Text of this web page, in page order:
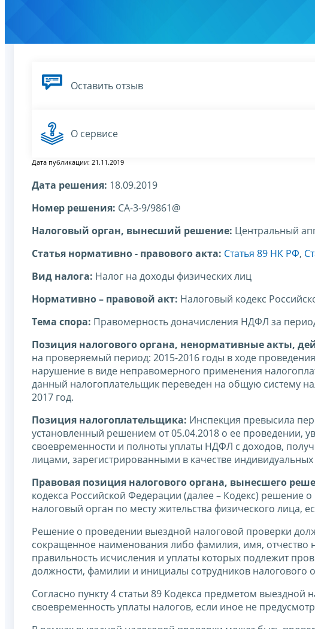
Оставить отзыв
О сервисе
Дата публикации: 21.11.2019
Дата решения: 18.09.2019
Номер решения: СА-3-9/9861@
Налоговый орган, вынесший решение: Центральный
Статья нормативно - правового акта: Статья 89 НК РФ,
Вид налога: Налог на доходы физических лиц
Нормативно – правовой акт: Налоговый кодекс
Тема спора: Правомерность доначисления НДФЛ за
Позиция налогового органа, ненормативные акты,
на проверяемый период: 2015-2016 годы в ходе
нарушение в виде неправомерного применения
данный налогоплательщик переведен на общую систему
2017 год.
Позиция налогоплательщика: Инспекция превысила
установленный решением от 05.04.2018 о ее проведении,
своевременности и полноты уплаты НДФЛ с доходов,
лицами, зарегистрированными в качестве
Правовая позиция налогового органа, вынесшего
кодекса Российской Федерации (далее – Кодекс) решение
налоговый орган по месту жительства физического лица,
Решение о проведении выездной налоговой проверки
сокращенное наименования либо фамилия, имя, отчество
правильность исчисления и уплаты которых подлежит
должности, фамилии и инициалы сотрудников налогового
Согласно пункту 4 статьи 89 Кодекса предметом
своевременность уплаты налогов, если иное не